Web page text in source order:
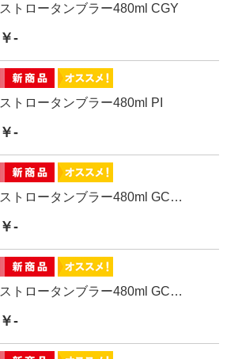
ストロータンブラー480ml CGY
￥-
ストロータンブラー480ml PI
￥-
ストロータンブラー480ml GCBE
￥-
ストロータンブラー480ml GCBL
￥-